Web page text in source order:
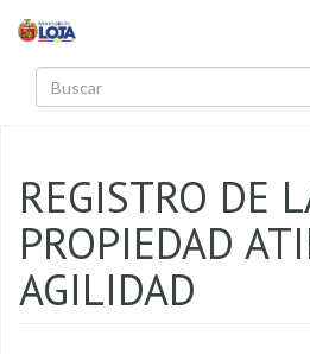
REGISTRO DE
PROPIEDAD
AGILIDAD